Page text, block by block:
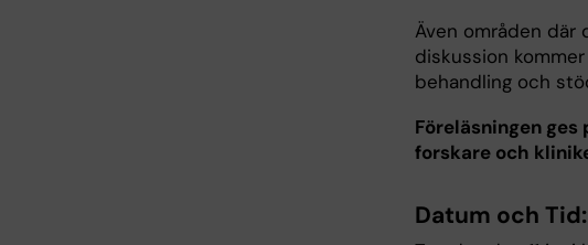
Även områden där
diskussion
behandling och
Föreläsningen
forskare och
Datum och Tid: